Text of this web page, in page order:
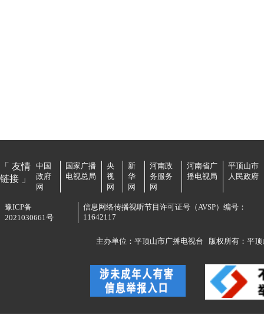
「 友情
链接 」
中国
政府
网
国家广播
电视总局
央
视
网
新
华
网
河南政
务服务
网
河南省广
播电视局
平顶山市
人民政府
豫ICP备
2021030661号
信息网络传播视听节目许可证号（AVSP）编号：
11642117
主办单位：平顶山市广播电视台 版权所有：平